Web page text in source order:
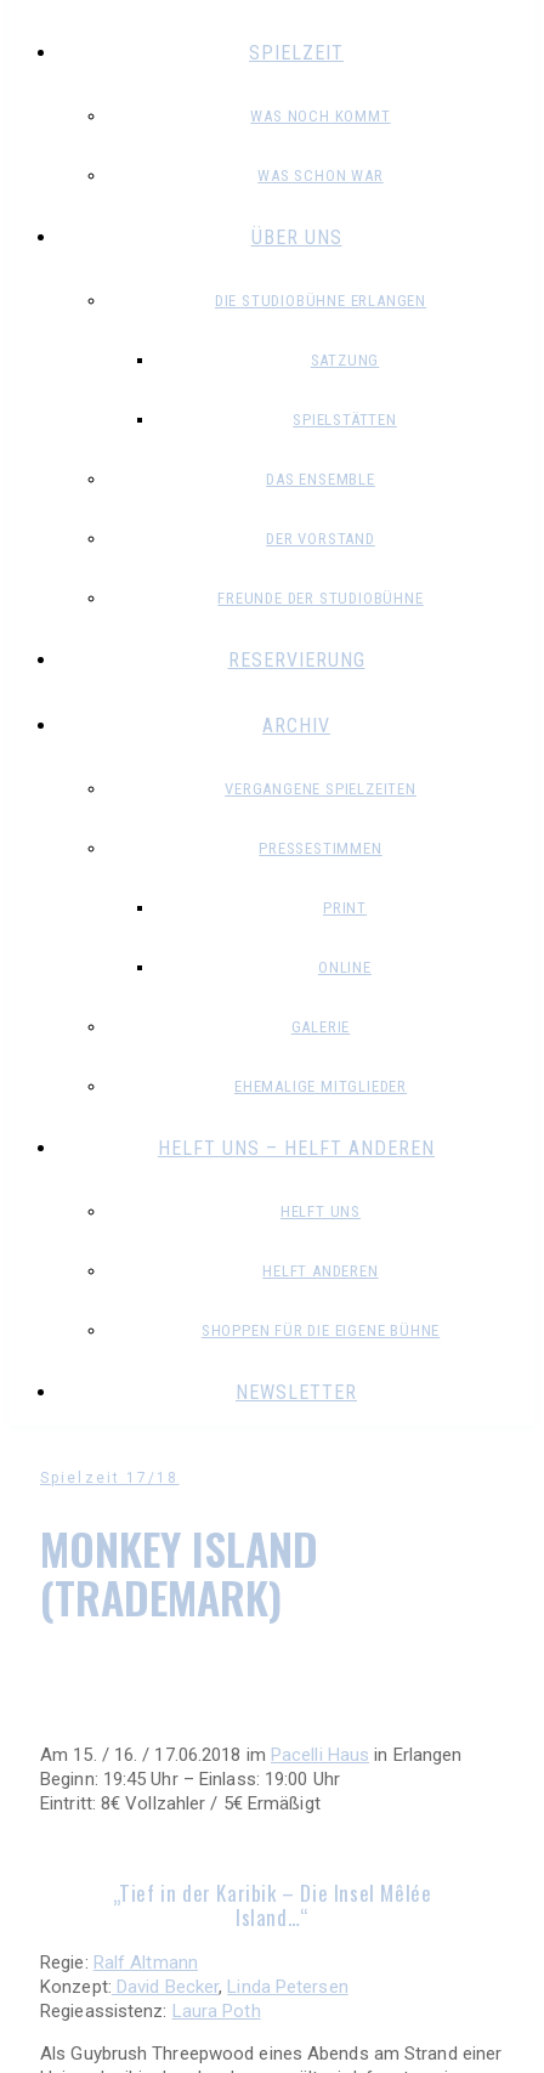
SPIELZEIT
WAS NOCH KOMMT
WAS SCHON WAR
ÜBER UNS
DIE STUDIOBÜHNE ERLANGEN
SATZUNG
SPIELSTÄTTEN
DAS ENSEMBLE
DER VORSTAND
FREUNDE DER STUDIOBÜHNE
RESERVIERUNG
ARCHIV
VERGANGENE SPIELZEITEN
PRESSESTIMMEN
PRINT
ONLINE
GALERIE
EHEMALIGE MITGLIEDER
HELFT UNS – HELFT ANDEREN
HELFT UNS
HELFT ANDEREN
SHOPPEN FÜR DIE EIGENE BÜHNE
NEWSLETTER
Spielzeit 17/18
MONKEY ISLAND
(TRADEMARK)
Am 15. / 16. / 17.06.2018 im Pacelli Haus in Erlangen
Beginn: 19:45 Uhr – Einlass: 19:00 Uhr
Eintritt: 8€ Vollzahler / 5€ Ermäßigt
„Tief in der Karibik – Die Insel Mêlée
Island…“
Regie: Ralf Altmann
Konzept: David Becker, Linda Petersen
Regieassistenz: Laura Poth
Als Guybrush Threepwood eines Abends am Strand einer